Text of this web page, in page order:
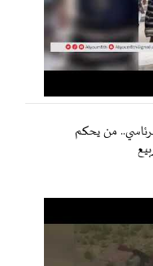
من يحكم